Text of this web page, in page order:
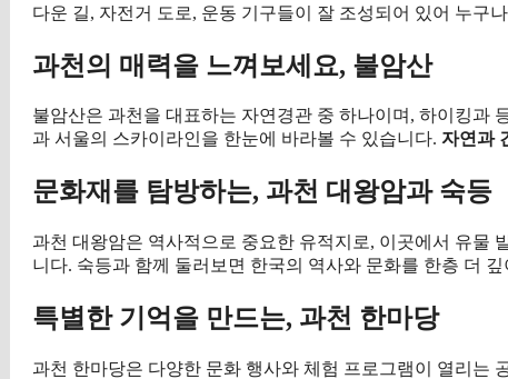
다운 길, 자전거 도로, 운동 기구들이 잘 조성되어 있어 누구
과천의 매력을 느껴보세요, 불암산
불암산은 과천을 대표하는 자연경관 중 하나이며, 하이킹과
과 서울의 스카이라인을 한눈에 바라볼 수 있습니다. 자연과
문화재를 탐방하는, 과천 대왕암과 숙등
과천 대왕암은 역사적으로 중요한 유적지로, 이곳에서 유물
니다. 숙등과 함께 둘러보면 한국의 역사와 문화를 한층 더
특별한 기억을 만드는, 과천 한마당
과천 한마당은 다양한 문화 행사와 체험 프로그램이 열리는